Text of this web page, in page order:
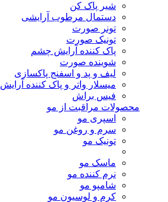
شیر پاک کن
دستمال مرطوب آرایشی
تونر صورت
تونیک صورت
پاک کننده آرایش چشم
شوینده صورت
لیف و پد و اسفنج پاکسازی
میسلار واتر و پاک کننده آرایش
فیس براش
محصولات مراقبت از مو
اسپری مو
سرم و روغن مو
تونیک مو
ماسک مو
نرم کننده مو
شامپو مو
کرم و لوسیون مو